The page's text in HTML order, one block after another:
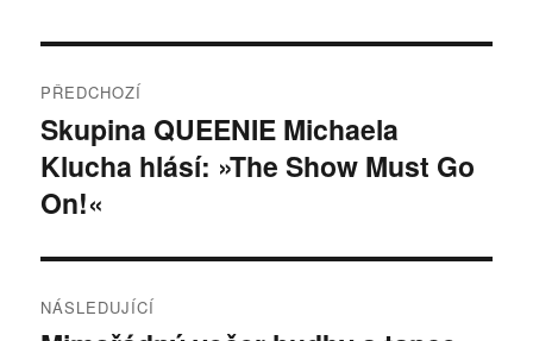
pro
příspěvek
PŘEDCHOZÍ
Předchozí
příspěvek:
Skupina QUEENIE Michaela
Klucha hlásí: »The Show Must Go
On!«
NÁSLEDUJÍCÍ